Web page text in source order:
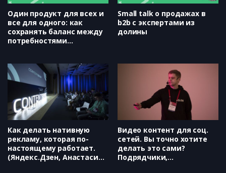
Один продукт для всех и
все для одного: как
сохранять баланс между
потребностями
Георгий Кабалия)
Small talk о продажах в
b2b с экспертами из
долины
Как делать нативную
рекламу, которая по-
настоящему работает.
(Яндекс.Дзен, Анастасия
Видео контент для соц.
сетей. Вы точно хотите
делать это сами?
Подрядчики,